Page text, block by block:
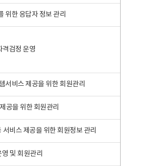
위한 응답자 정보 관리
격검정 운영
서비스 제공을 위한 회원관리
공을 위한 회원관리
비스 제공을 위한 회원정보 관리
및 회원관리